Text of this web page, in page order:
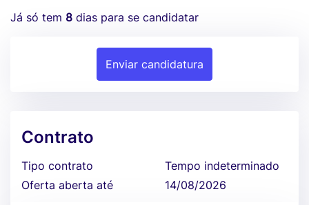
Já só tem 8 dias para se candidatar
Enviar candidatura
Contrato
Tipo contrato
Tempo indeterminado
Oferta aberta até
14/08/2026